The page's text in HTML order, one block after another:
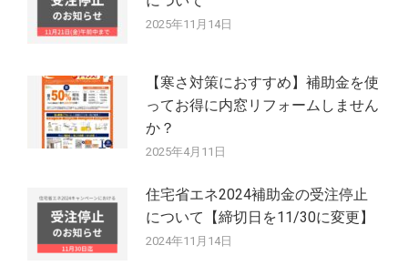
2025年11月14日
【寒さ対策におすすめ】補助金を使
ってお得に内窓リフォームしません
か？
2025年4月11日
住宅省エネ2024補助金の受注停止
について【締切日を11/30に変更】
2024年11月14日